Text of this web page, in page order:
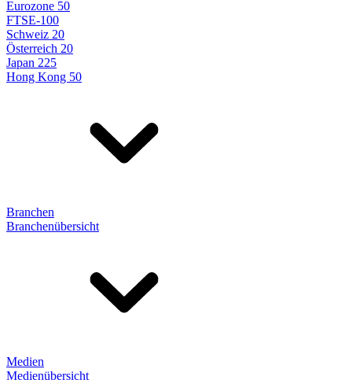
Eurozone 50
FTSE-100
Schweiz 20
Österreich 20
Japan 225
Hong Kong 50
Branchen
Branchenübersicht
Medien
Medienübersicht